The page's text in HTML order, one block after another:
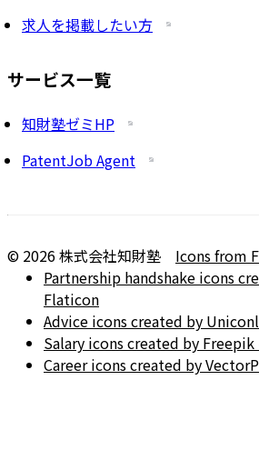
求人を掲載したい方
サービス一覧
知財塾ゼミHP
PatentJob Agent
© 2026株式会社知財塾
Icons from
Partnership handshake icons
Flaticon
Advice icons created by
Salary icons created by
Career icons created by